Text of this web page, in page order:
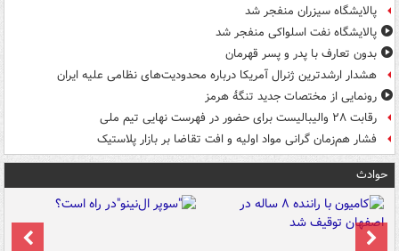
پالایشگاه سیزران منفجر شد
پالایشگاه نفت اسلواکی منفجر شد
بدون تعارف با پدر و پسر قهرمان
هشدار ارشدترین ژنرال آمریکا درباره محدودیت‌های نظامی علیه ایران
رونمایی از مختصات جدید تنگۀ هرمز
رقابت ۲۸ والیبالیست برای حضور در فهرست نهایی تیم ملی
فشار هم‌زمان گرانی مواد اولیه و افت تقاضا بر بازار پلاستیک
حوادث